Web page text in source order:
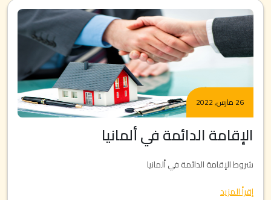
26 مارس, 2022
الإقامة الدائمة في ألمانيا
شروط الإقامة الدائمة في ألمانيا
إقرأ المزيد